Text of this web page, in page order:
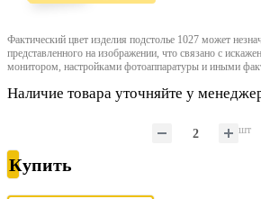
Фактический цвет изделия подстолье 1027 может
представленного на изображении, что связано с
монитором, настройками фотоаппаратуры и иными
Наличие товара уточняйте у
шт
Купить